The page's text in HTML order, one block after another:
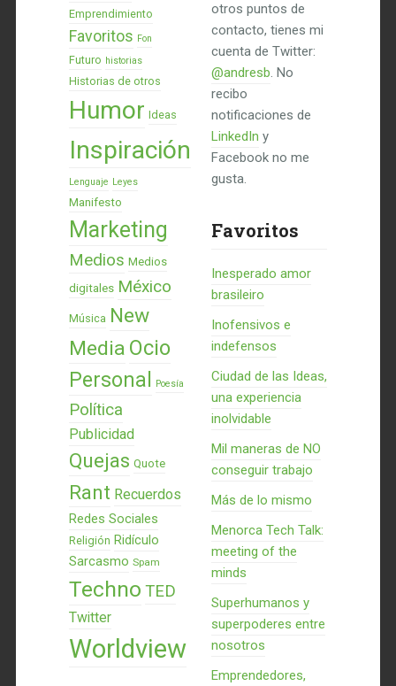
Emprendimiento
Favoritos Fon
Futuro historias
Historias de otros
Humor Ideas
Inspiración
Lenguaje Leyes
Manifesto
Marketing
Medios Medios
digitales México
Música New
Media Ocio
Personal Poesía
Política
Publicidad
Quejas Quote
Rant Recuerdos
Redes Sociales
Religión Ridículo
Sarcasmo Spam
Techno TED
Twitter
Worldview
otros puntos de
contacto, tienes mi
cuenta de Twitter:
@andresb. No
recibo
notificaciones de
LinkedIn y
Facebook no me
gusta.
Favoritos
Inesperado amor
brasileiro
Inofensivos e
indefensos
Ciudad de las Ideas,
una experiencia
inolvidable
Mil maneras de NO
conseguir trabajo
Más de lo mismo
Menorca Tech Talk:
meeting of the
minds
Superhumanos y
superpoderes entre
nosotros
Emprendedores,